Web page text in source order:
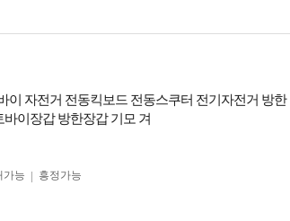
이 자전거 전동킥보드 전동스쿠터 전기자전거 방한
바이장갑 방한장갑 기모 겨
가능 흥정가능